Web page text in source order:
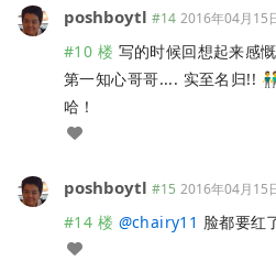
poshboytl #14 2016年04月15
#10 楼 写的时候回想起来感
第一知心哥哥.... 实至名归!!
哈！
poshboytl #15 2016年04月15
#14 楼 @chairy11 脸都要红